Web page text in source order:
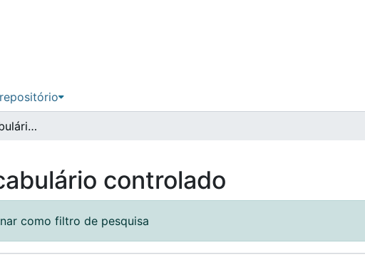
Percorrer por vocabulário controlado
controlado
como filtro de pesquisa